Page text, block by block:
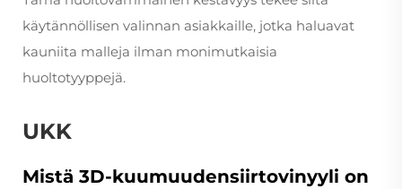
käytännöllisen valinnan asiakkaille, jotka haluavat
kauniita malleja ilman monimutkaisia
huoltotyyppejä.
UKK
Mistä 3D-kuumuudensiirtovinyyli on